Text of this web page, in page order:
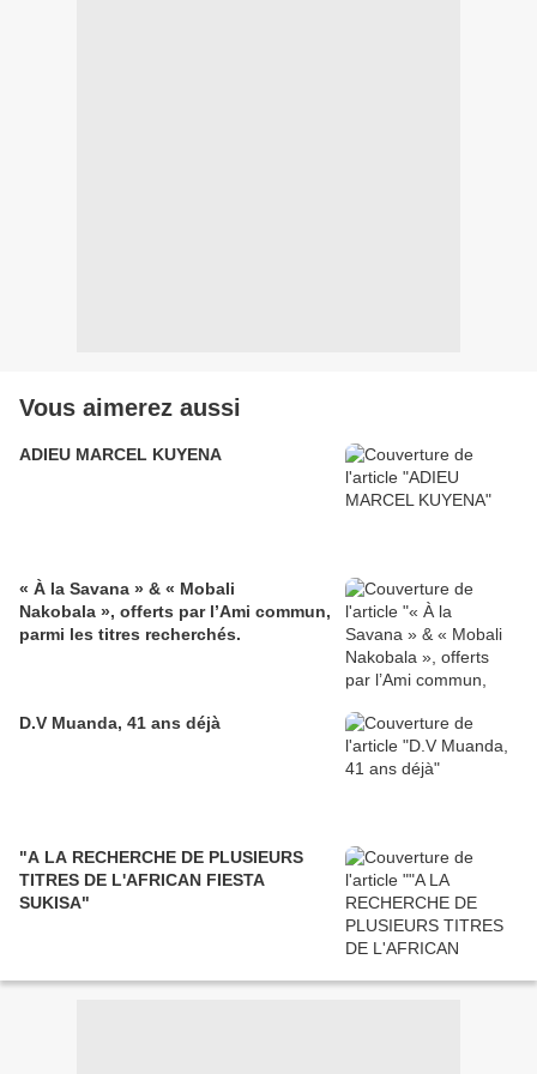
Vous aimerez aussi
ADIEU MARCEL KUYENA
« À la Savana » & « Mobali
Nakobala », offerts par l’Ami commun,
parmi les titres recherchés.
D.V Muanda, 41 ans déjà
"A LA RECHERCHE DE PLUSIEURS
TITRES DE L'AFRICAN FIESTA
SUKISA"